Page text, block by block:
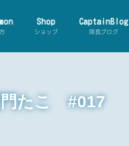
Shop
ショップ
CaptainBlog
隊長ブログ
門たこ #017